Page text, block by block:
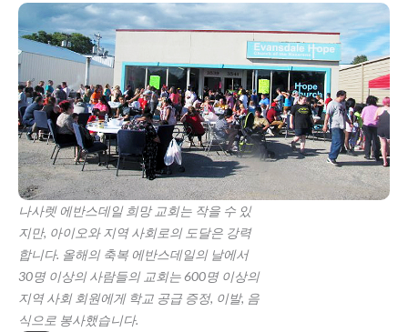
나사렛 에반스데일 희망 교회는 작을 수 있
지만, 아이오와 지역 사회로의 도달은 강력
합니다. 올해의 축복 에반스데일의 날에서
30명 이상의 사람들의 교회는 600명 이상의
지역 사회 회원에게 학교 공급 증정, 이발, 음
식으로 봉사했습니다.